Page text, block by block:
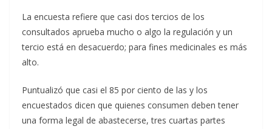
La encuesta refiere que casi dos tercios de los
consultados aprueba mucho o algo la regulación y un
tercio está en desacuerdo; para fines medicinales es más
alto.
Puntualizó que casi el 85 por ciento de las y los
encuestados dicen que quienes consumen deben tener
una forma legal de abastecerse, tres cuartas partes